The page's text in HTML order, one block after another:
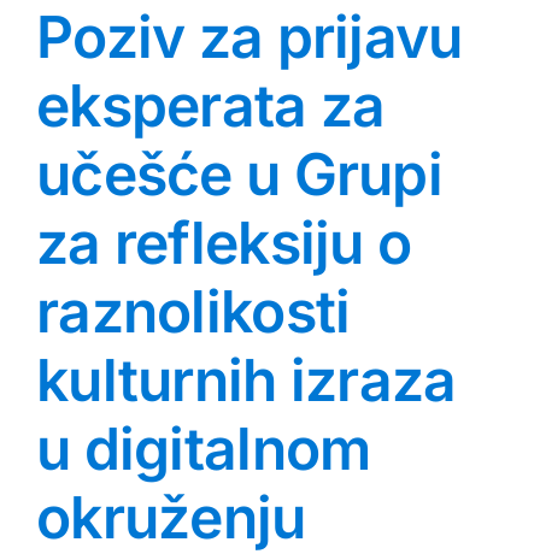
Poziv za prijavu
eksperata za
učešće u Grupi
za refleksiju o
raznolikosti
kulturnih izraza
u digitalnom
okruženju